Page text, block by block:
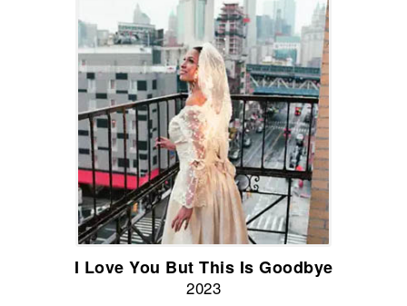
I Love You But This Is Goodbye
2023